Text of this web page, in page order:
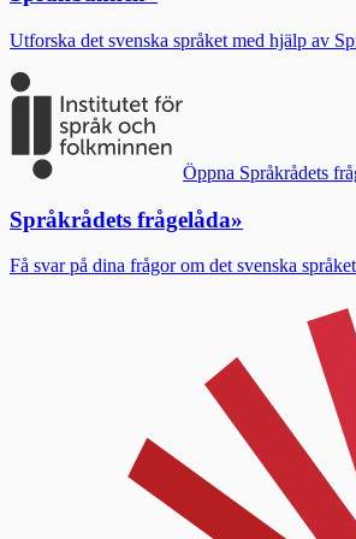
Utforska det svenska språket med hjälp av
Öppna Språkrådets
Språkrådets frågelåda»
Få svar på dina frågor om det svenska